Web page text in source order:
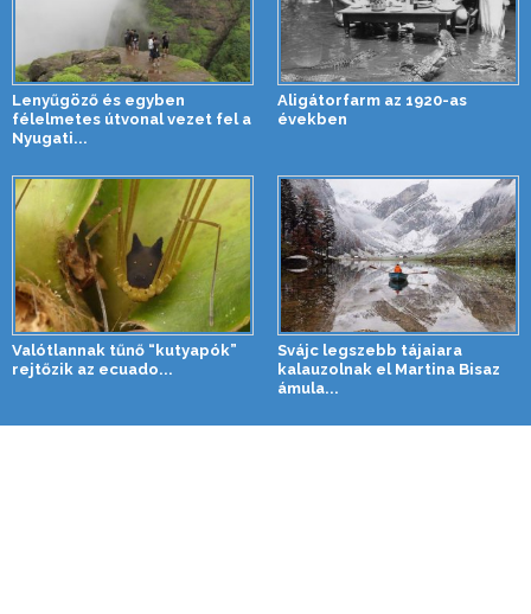
Lenyűgöző és egyben
félelmetes útvonal vezet fel a
Nyugati...
Aligátorfarm az 1920-as
években
Valótlannak tűnő “kutyapók”
rejtőzik az ecuado...
Svájc legszebb tájaiara
kalauzolnak el Martina Bisaz
ámula...